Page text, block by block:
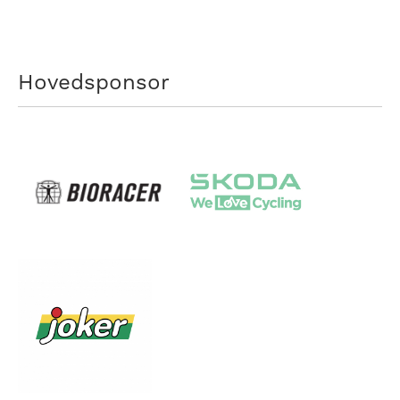
Hovedsponsor